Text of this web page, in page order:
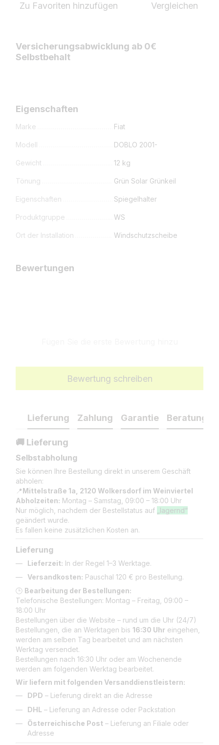
Zu Favoriten hinzufügen Vergleichen
Versicherungsabwicklung ab 0€
Selbstbehalt
Eigenschaften
Marke Fiat
Modell DOBLO 2001-
Gewicht 12 kg
Tönung Grün Solar Grünkeil
Eigenschaften Spiegelhalter
Produktgruppe WS
Ort der Installation Windschutzscheibe
Bewertungen
Bewertung schreiben
Lieferung Zahlung Garantie Beratung
🚚 Lieferung
Selbstabholung
Sie können Ihre Bestellung direkt in unserem Geschäft
abholen:
📍Mittelstraße 1a, 2120 Wolkersdorf im Weinviertel
Abholzeiten: Montag – Samstag, 09:00 – 18:00 Uhr
Nur möglich, nachdem der Bestellstatus auf
„lagernd“
geändert wurde.
Es fallen keine zusätzlichen Kosten an.
Lieferung
Lieferzeit: In der Regel 1–3 Werktage.
Versandkosten: Pauschal 120 € pro Bestellung.
🕒 Bearbeitung der Bestellungen:
Telefonische Bestellungen: Montag – Freitag, 09:00 –
18:00 Uhr
Bestellungen über die Website – rund um die Uhr (24/7)
Bestellungen, die an Werktagen bis 16:30 Uhr eingehen,
werden am selben Tag bearbeitet und am nächsten
Werktag versendet.
Bestellungen nach 16:30 Uhr oder am Wochenende
werden am folgenden Werktag bearbeitet.
Wir liefern mit folgenden Versanddienstleistern:
DPD – Lieferung direkt an die Adresse
DHL – Lieferung an Adresse oder Packstation
Österreichische Post – Lieferung an Filiale oder
Adresse